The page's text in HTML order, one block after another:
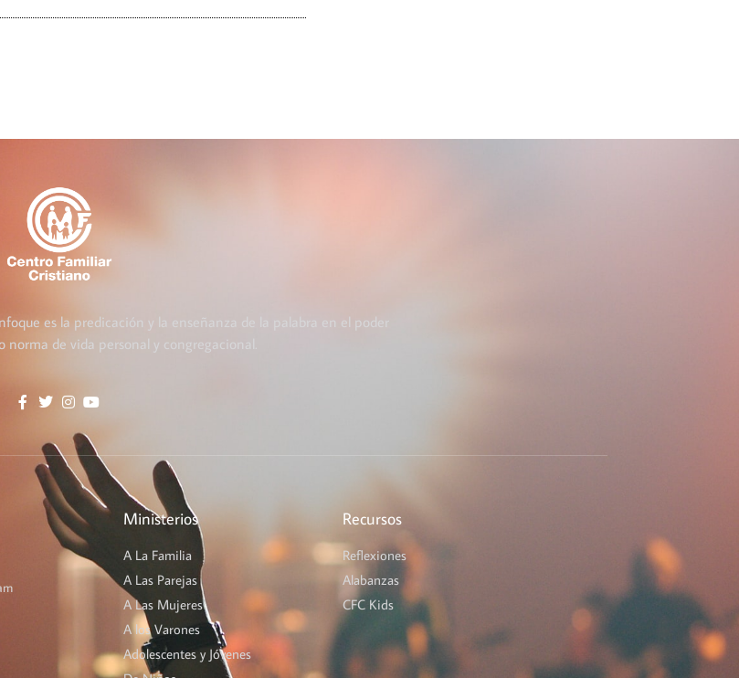
es la predicación y la enseñanza de la palabra en el poder
de vida personal y congregacional.
Ministerios
A La Familia
A Las Parejas
A Las Mujeres
A los Varones
Adolescentes y Jóvenes
Recursos
Reflexiones
Alabanzas
CFC Kids